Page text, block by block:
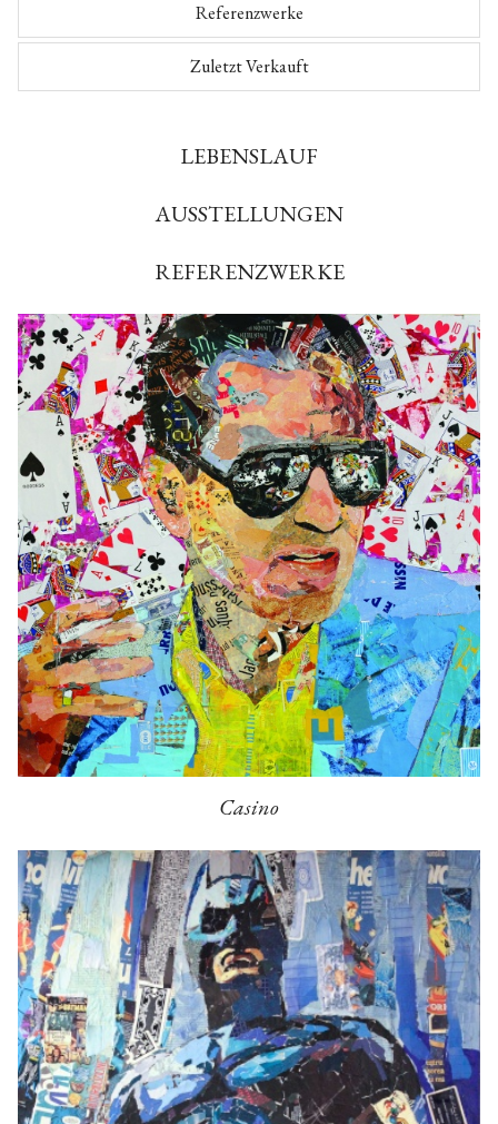
Referenzwerke
Zuletzt Verkauft
LEBENSLAUF
AUSSTELLUNGEN
REFERENZWERKE
Casino